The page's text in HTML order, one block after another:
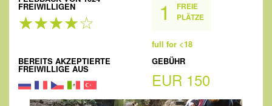
FREIWILLIGEN 1
FREIE
PLÄTZE
full for <18
BEREITS AKZEPTIERTE
FREIWILLIGE AUS
GEBÜHR
EUR 150